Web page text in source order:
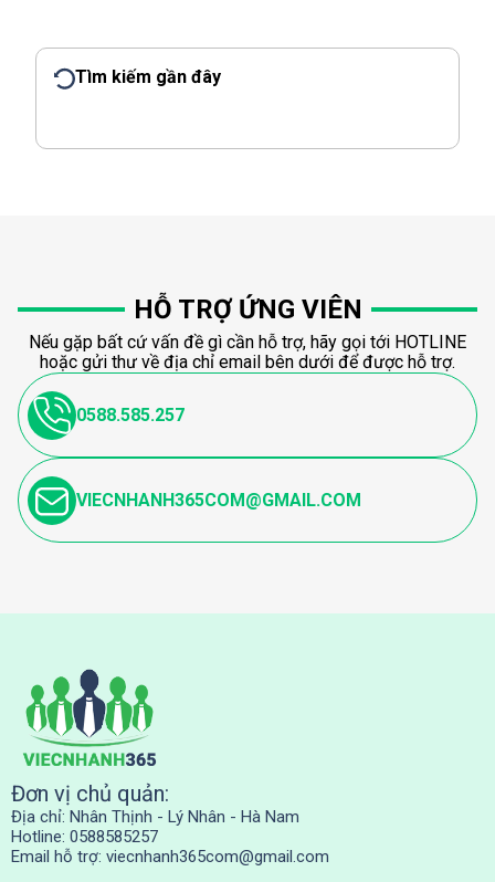
Tìm kiếm gần đây
HỖ TRỢ ỨNG VIÊN
Nếu gặp bất cứ vấn đề gì cần hỗ trợ, hãy gọi tới HOTLINE
hoặc gửi thư về địa chỉ email bên dưới để được hỗ trợ.
0588.585.257
VIECNHANH365COM@GMAIL.COM
Đơn vị chủ quản:
Địa chỉ: Nhân Thịnh - Lý Nhân - Hà Nam
Hotline: 0588585257
Email hỗ trợ: viecnhanh365com@gmail.com